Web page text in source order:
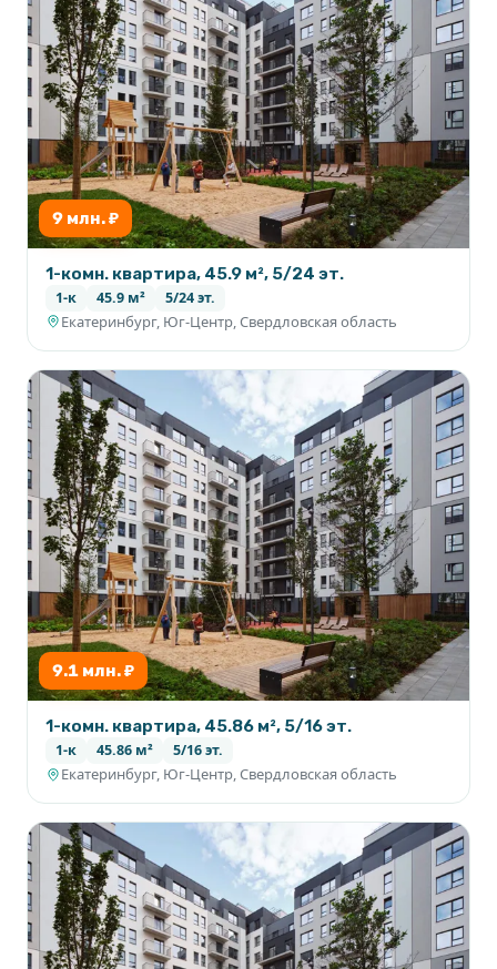
9 млн. ₽
1-комн. квартира, 45.9 м², 5/24 эт.
1-к 45.9 м² 5/24 эт.
Екатеринбург, Юг-Центр, Свердловская область
9.1 млн. ₽
1-комн. квартира, 45.86 м², 5/16 эт.
1-к 45.86 м² 5/16 эт.
Екатеринбург, Юг-Центр, Свердловская область